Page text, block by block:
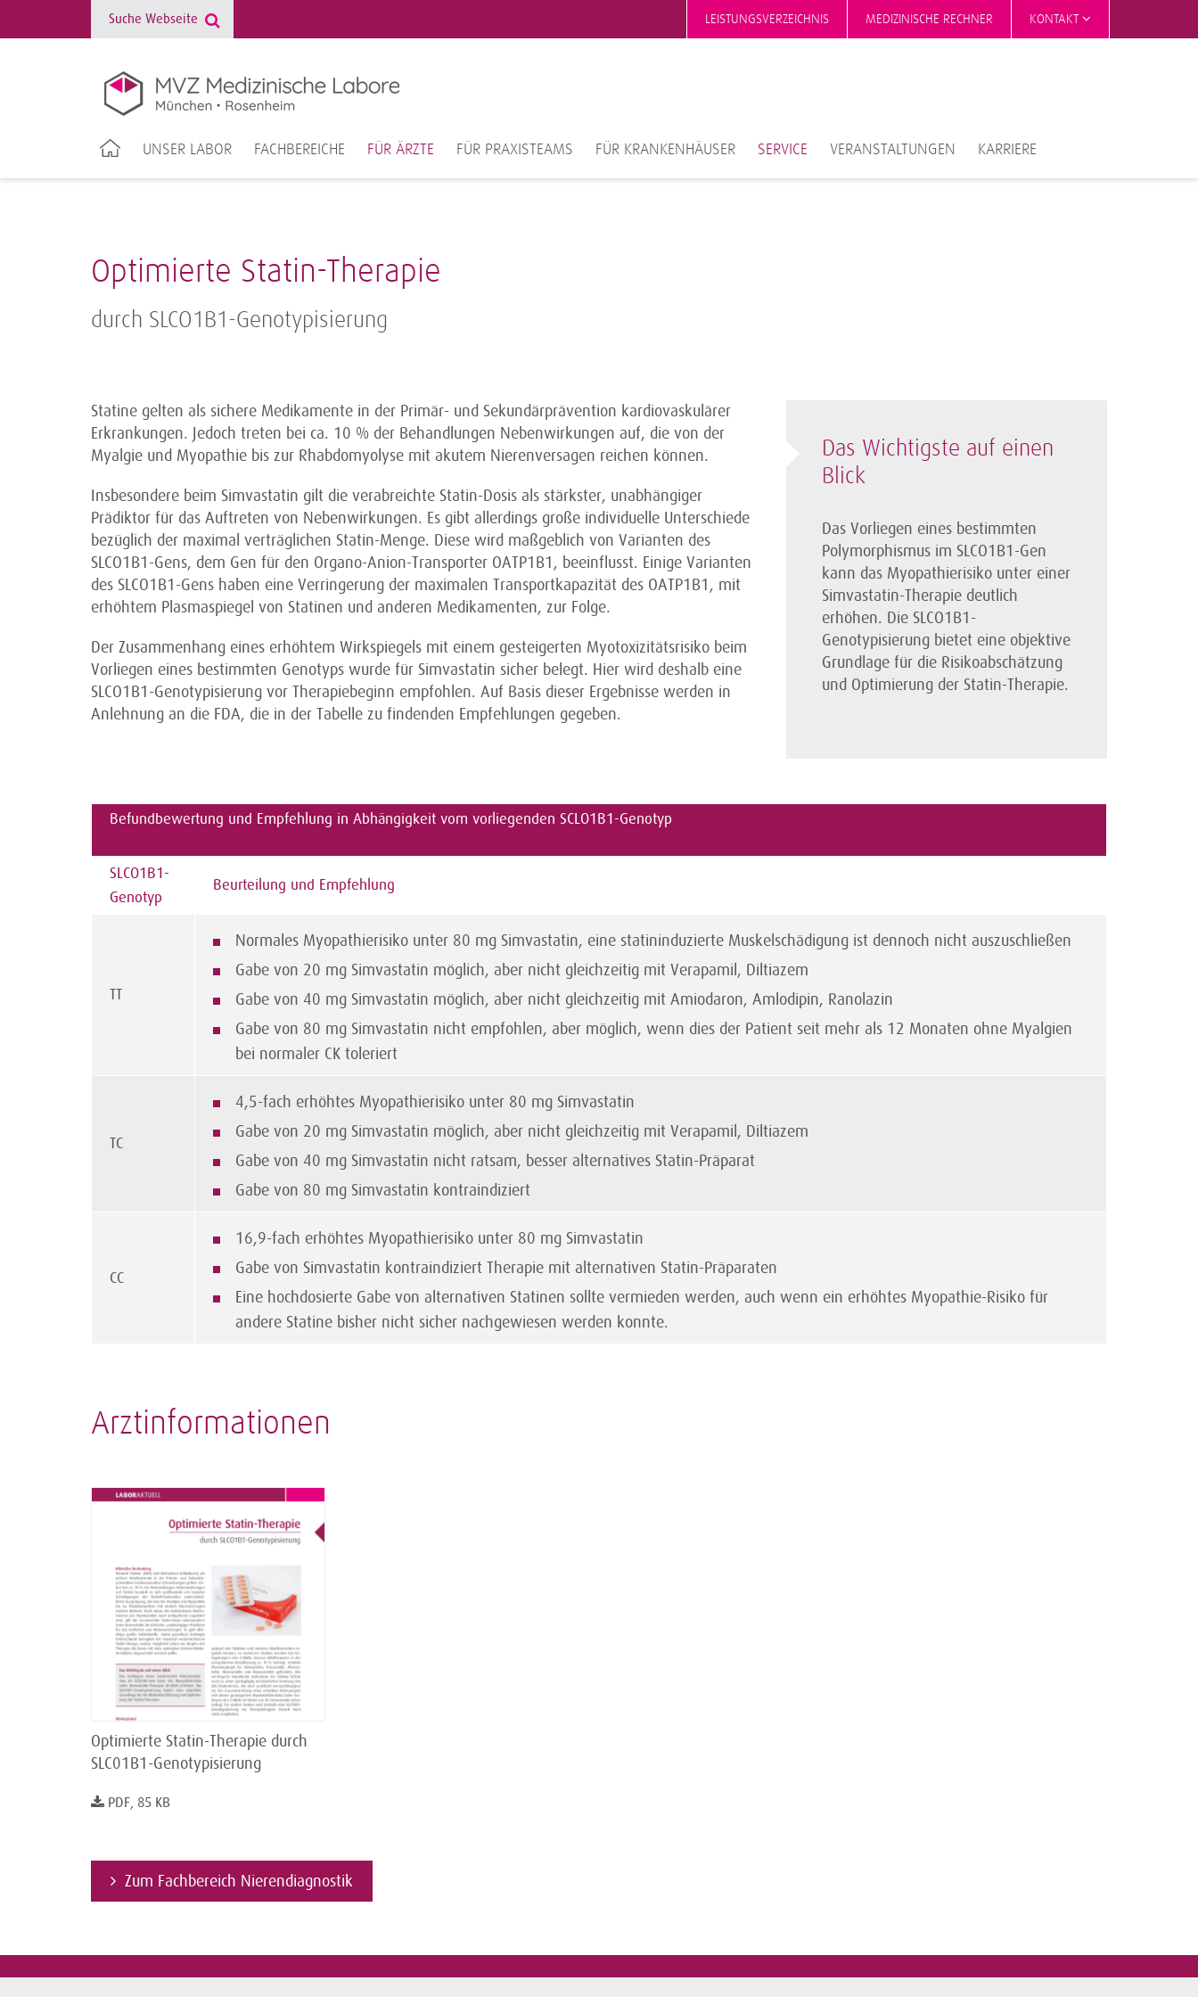
LEISTUNGSVERZEICHNIS MEDIZINISCHE RECHNER KONTAKT
UNSER LABOR FACHBEREICHE FÜR ÄRZTE FÜR PRAXISTEAMS FÜR KRANKENHÄUSER SERVICE VERANSTALTUNGEN KARRIERE
Optimierte Statin-Therapie
durch SLCO1B1-Genotypisierung
Statine gelten als sichere Medikamente in der Primär- und Sekundärprävention kardiovaskulärer
Erkrankungen. Jedoch treten bei ca. 10 % der Behandlungen Nebenwirkungen auf, die von der
Myalgie und Myopathie bis zur Rhabdomyolyse mit akutem Nierenversagen reichen können.
Insbesondere beim Simvastatin gilt die verabreichte Statin-Dosis als stärkster, unabhängiger
Prädiktor für das Auftreten von Nebenwirkungen. Es gibt allerdings große individuelle Unterschiede
bezüglich der maximal verträglichen Statin-Menge. Diese wird maßgeblich von Varianten des
SLCO1B1-Gens, dem Gen für den Organo-Anion-Transporter OATP1B1, beeinflusst. Einige Varianten
des SLCO1B1-Gens haben eine Verringerung der maximalen Transportkapazität des OATP1B1, mit
erhöhtem Plasmaspiegel von Statinen und anderen Medikamenten, zur Folge.
Der Zusammenhang eines erhöhtem Wirkspiegels mit einem gesteigerten Myotoxizitätsrisiko beim
Vorliegen eines bestimmten Genotyps wurde für Simvastatin sicher belegt. Hier wird deshalb eine
SLCO1B1-Genotypisierung vor Therapiebeginn empfohlen. Auf Basis dieser Ergebnisse werden in
Anlehnung an die FDA, die in der Tabelle zu findenden Empfehlungen gegeben.
Das Wichtigste auf einen
Blick
Das Vorliegen eines bestimmten
Polymorphismus im SLCO1B1-Gen
kann das Myopathierisiko unter einer
Simvastatin-Therapie deutlich
erhöhen. Die SLCO1B1-
Genotypisierung bietet eine objektive
Grundlage für die Risikoabschätzung
und Optimierung der Statin-Therapie.
Befundbewertung und Empfehlung in Abhängigkeit vom vorliegenden SCLO1B1-Genotyp
SLCO1B1-
Genotyp
Beurteilung und Empfehlung
TT
Normales Myopathierisiko unter 80 mg Simvastatin, eine statininduzierte Muskelschädigung ist dennoch nicht auszuschließen
Gabe von 20 mg Simvastatin möglich, aber nicht gleichzeitig mit Verapamil, Diltiazem
Gabe von 40 mg Simvastatin möglich, aber nicht gleichzeitig mit Amiodaron, Amlodipin, Ranolazin
Gabe von 80 mg Simvastatin nicht empfohlen, aber möglich, wenn dies der Patient seit mehr als 12 Monaten ohne Myalgien
bei normaler CK toleriert
TC
4,5-fach erhöhtes Myopathierisiko unter 80 mg Simvastatin
Gabe von 20 mg Simvastatin möglich, aber nicht gleichzeitig mit Verapamil, Diltiazem
Gabe von 40 mg Simvastatin nicht ratsam, besser alternatives Statin-Präparat
Gabe von 80 mg Simvastatin kontraindiziert
CC
16,9-fach erhöhtes Myopathierisiko unter 80 mg Simvastatin
Gabe von Simvastatin kontraindiziert Therapie mit alternativen Statin-Präparaten
Eine hochdosierte Gabe von alternativen Statinen sollte vermieden werden, auch wenn ein erhöhtes Myopathie-Risiko für
andere Statine bisher nicht sicher nachgewiesen werden konnte.
Arztinformationen
Optimierte Statin-Therapie durch
SLC01B1-Genotypisierung
PDF, 85 KB
Zum Fachbereich Nierendiagnostik